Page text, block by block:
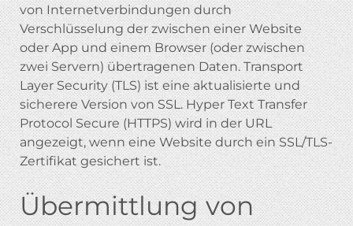
von Internetverbindungen durch
Verschlüsselung der zwischen einer Website
oder App und einem Browser (oder zwischen
zwei Servern) übertragenen Daten. Transport
Layer Security (TLS) ist eine aktualisierte und
sicherere Version von SSL. Hyper Text Transfer
Protocol Secure (HTTPS) wird in der URL
angezeigt, wenn eine Website durch ein SSL/TLS-
Zertifikat gesichert ist.
Übermittlung von